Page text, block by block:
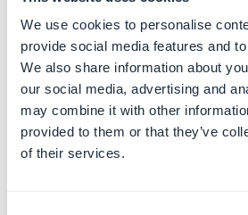
We use cookies to personalise
provide social media features and
We also share information about
our social media, advertising and
may combine it with other
provided to them or that they’ve
of their services.
Depois do futuro proprietário
você precisará enviar uma
solicitar uma transferência de
1. Clique em " Suporte
" (canto
Back office), depois em "